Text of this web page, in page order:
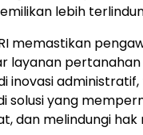
lebih
RI memastikan
layanan
inovasi
solusi yang
dan melindungi